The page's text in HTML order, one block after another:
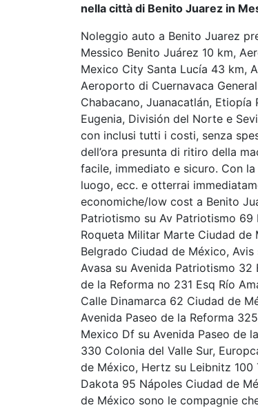
nella città di Benito Juarez in
Noleggio auto a Benito Juarez
Messico Benito Juárez 10 km,
Mexico City Santa Lucía 43 km,
Aeroporto di Cuernavaca
Chabacano, Juanacatlán, Etiopía
Eugenia, División del Norte e
con inclusi tutti i costi, senza
dell’ora presunta di ritiro della
facile, immediato e sicuro. Con
luogo, ecc. e otterrai
economiche/low cost a Benito
Patriotismo su Av Patriotismo 69
Roqueta Militar Marte Ciudad de
Belgrado Ciudad de México,
Avasa su Avenida Patriotismo
de la Reforma no 231 Esq Río
Calle Dinamarca 62 Ciudad de
Avenida Paseo de la Reforma
Mexico Df su Avenida Paseo de
330 Colonia del Valle Sur,
de México, Hertz su Leibnitz 100
Dakota 95 Nápoles Ciudad de
de México sono le compagnie